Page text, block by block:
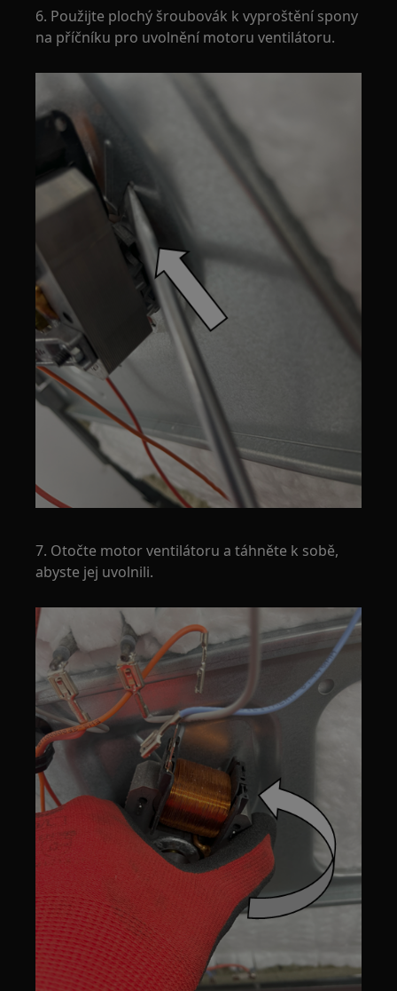
6. Použijte plochý šroubovák k vyproštění spony
na příčníku pro uvolnění motoru ventilátoru.
7. Otočte motor ventilátoru a táhněte k sobě,
abyste jej uvolnili.